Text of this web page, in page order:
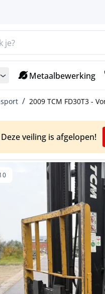
Metaalbewerking
2009 TCM FD30T3 -
Deze veiling is afgelopen!
item